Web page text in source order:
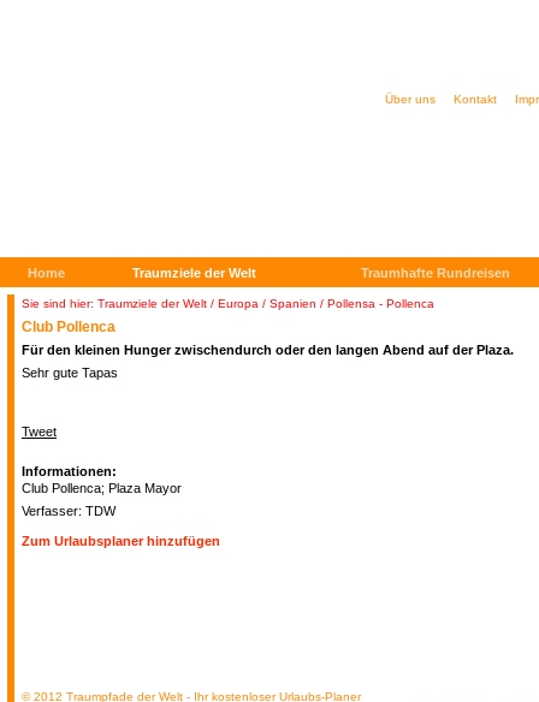
Sie sind hier: Traumziele der Welt / Europa / Spanien / Pollensa - Pollenca
Club Pollenca
Für den kleinen Hunger zwischendurch oder den langen Abend auf der Plaza.
Sehr gute Tapas
Tweet
Informationen:
Club Pollenca; Plaza Mayor
Verfasser: TDW
Zum Urlaubsplaner hinzufügen
© 2012 Traumpfade der Welt - Ihr kostenloser Urlaubs-Planer
Über uns Kontakt
Home Traumziele der Welt Traumhafte Rundreisen